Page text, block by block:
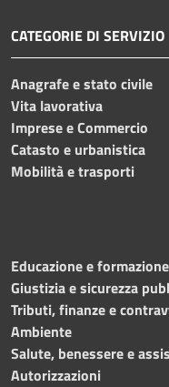
CATEGORIE DI SERVIZIO
Anagrafe e stato civile
Vita lavorativa
Imprese e Commercio
Catasto e urbanistica
Mobilità e trasporti
Educazione e formazione
Giustizia e sicurezza
Tributi, finanze e
Ambiente
Salute, benessere e
Autorizzazioni